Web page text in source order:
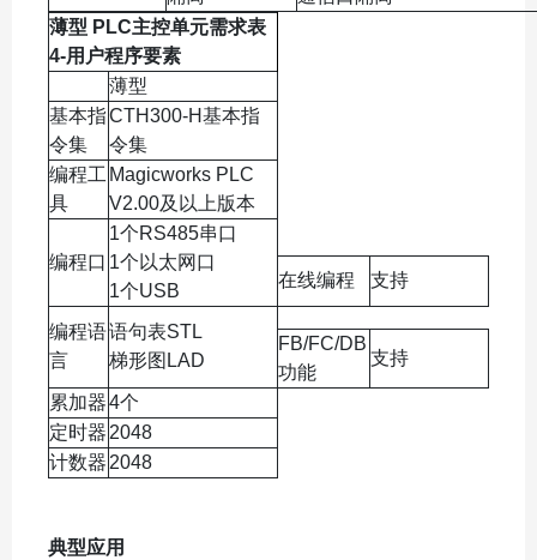
薄型 PLC主控单元需求表
4-用户程序要素
薄型
基本指
令集
CTH300-H基本指
令集
编程工
具
Magicworks PLC
V2.00及以上版本
编程口
1个RS485串口
1个以太网口
1个USB
在线编程 支持
编程语
言
语句表STL
梯形图LAD
FB/FC/DB
功能
支持
累加器4个
定时器 2048
计数器 2048
典型应用